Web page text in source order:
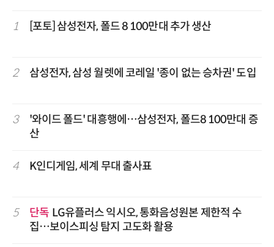
1 [포토] 삼성전자, 폴드 8 100만대 추가 생산
2 삼성전자, 삼성 월렛에 코레일 '종이 없는 승차권' 도입
3
'와이드 폴드' 대흥행에…삼성전자, 폴드8 100만대 증
산
4 K인디게임, 세계 무대 출사표
5 단독 LG유플러스 익시오, 통화음성원본 제한적 수
집…보이스피싱 탐지 고도화 활용